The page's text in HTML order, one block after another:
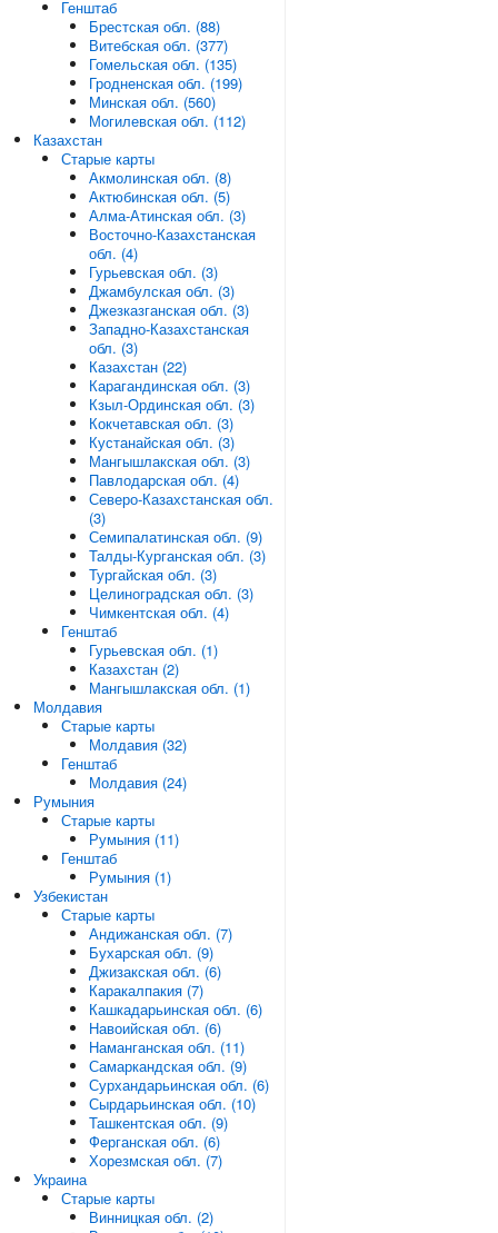
Генштаб
Брестская обл. (88)
Витебская обл. (377)
Гомельская обл. (135)
Гродненская обл. (199)
Минская обл. (560)
Могилевская обл. (112)
Казахстан
Старые карты
Акмолинская обл. (8)
Актюбинская обл. (5)
Алма-Атинская обл. (3)
Восточно-Казахстанская
обл. (4)
Гурьевская обл. (3)
Джамбулская обл. (3)
Джезказганская обл. (3)
Западно-Казахстанская
обл. (3)
Казахстан (22)
Карагандинская обл. (3)
Кзыл-Ординская обл. (3)
Кокчетавская обл. (3)
Кустанайская обл. (3)
Мангышлакская обл. (3)
Павлодарская обл. (4)
Северо-Казахстанская обл.
(3)
Семипалатинская обл. (9)
Талды-Курганская обл. (3)
Тургайская обл. (3)
Целиноградская обл. (3)
Чимкентская обл. (4)
Генштаб
Гурьевская обл. (1)
Казахстан (2)
Мангышлакская обл. (1)
Молдавия
Старые карты
Молдавия (32)
Генштаб
Молдавия (24)
Румыния
Старые карты
Румыния (11)
Генштаб
Румыния (1)
Узбекистан
Старые карты
Андижанская обл. (7)
Бухарская обл. (9)
Джизакская обл. (6)
Каракалпакия (7)
Кашкадарьинская обл. (6)
Навоийская обл. (6)
Наманганская обл. (11)
Самаркандская обл. (9)
Сурхандарьинская обл. (6)
Сырдарьинская обл. (10)
Ташкентская обл. (9)
Ферганская обл. (6)
Хорезмская обл. (7)
Украина
Старые карты
Винницкая обл. (2)